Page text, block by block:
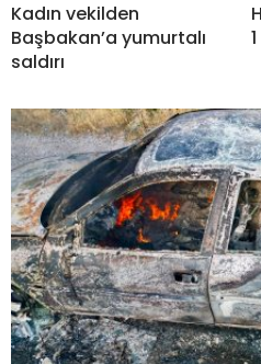
Kadın vekilden
Başbakan’a yumurtalı
saldırı